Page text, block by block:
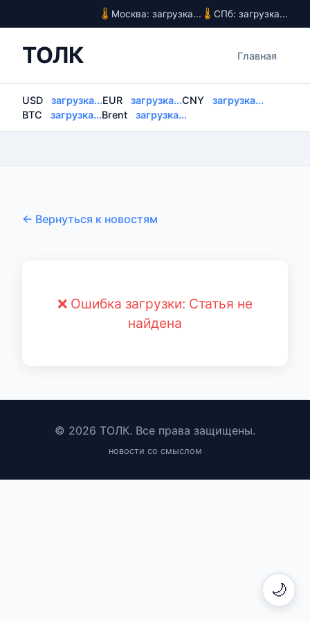
🌙
Москва: загрузка... СПб: загрузка...
ТОЛК Главная
USD загрузка...EUR загрузка...CNY
загрузка...
BTC
загрузка...Brent загрузка...
← Вернуться к новостям
❌ Ошибка загрузки: Статья не
найдена
© 2026 ТОЛК. Все права защищены.
новости со смыслом